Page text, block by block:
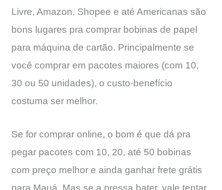
Livre, Amazon, Shopee e até Americanas são
bons lugares pra comprar bobinas de papel
para máquina de cartão. Principalmente se
você comprar em pacotes maiores (com 10,
30 ou 50 unidades), o custo-benefício
costuma ser melhor.
Se for comprar online, o bom é que dá pra
pegar pacotes com 10, 20, até 50 bobinas
com preço melhor e ainda ganhar frete grátis
para Mauá. Mas se a pressa bater, vale tentar